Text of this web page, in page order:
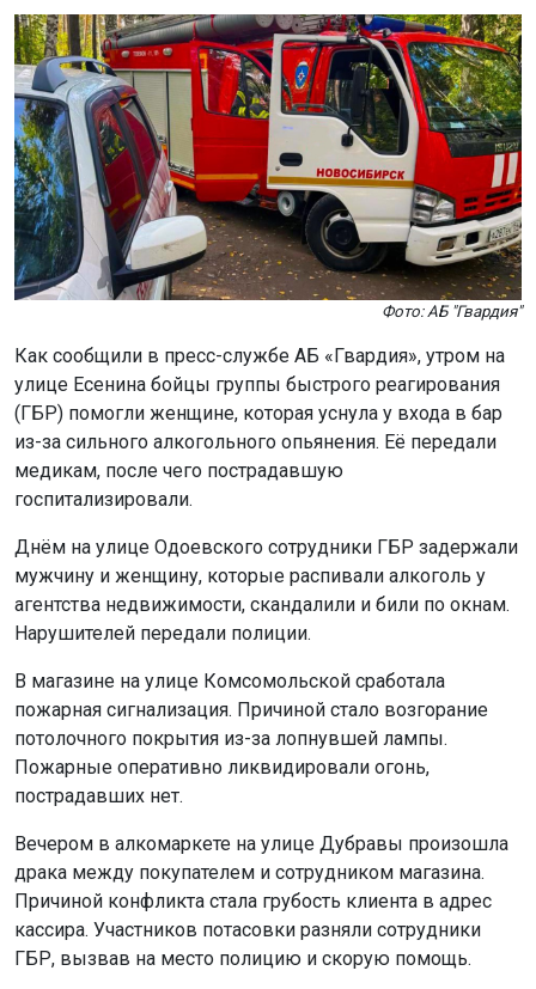
Фото: АБ "Гвардия"
Как сообщили в пресс-службе АБ «Гвардия», утром на
улице Есенина бойцы группы быстрого реагирования
(ГБР) помогли женщине, которая уснула у входа в бар
из-за сильного алкогольного опьянения. Её передали
медикам, после чего пострадавшую
госпитализировали.
Днём на улице Одоевского сотрудники ГБР задержали
мужчину и женщину, которые распивали алкоголь у
агентства недвижимости, скандалили и били по окнам.
Нарушителей передали полиции.
В магазине на улице Комсомольской сработала
пожарная сигнализация. Причиной стало возгорание
потолочного покрытия из-за лопнувшей лампы.
Пожарные оперативно ликвидировали огонь,
пострадавших нет.
Вечером в алкомаркете на улице Дубравы произошла
драка между покупателем и сотрудником магазина.
Причиной конфликта стала грубость клиента в адрес
кассира. Участников потасовки разняли сотрудники
ГБР, вызвав на место полицию и скорую помощь.